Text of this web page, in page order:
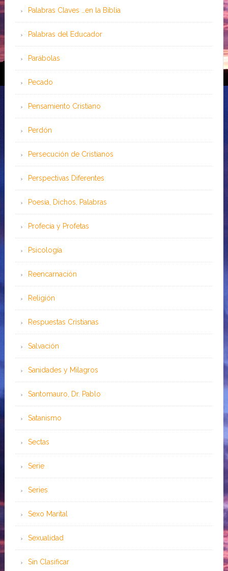
Palabras Claves …en la Biblia
Palabras del Educador
Parábolas
Pecado
Pensamiento Cristiano
Perdón
Persecución de Cristianos
Perspectivas Diferentes
Poesía, Dichos, Palabras
Profecía y Profetas
Psicología
Reencarnación
Religión
Respuestas Cristianas
Salvación
Sanidades y Milagros
Santomauro, Dr. Pablo
Satanismo
Sectas
Serie
Series
Sexo Marital
Sexualidad
Sin Clasificar